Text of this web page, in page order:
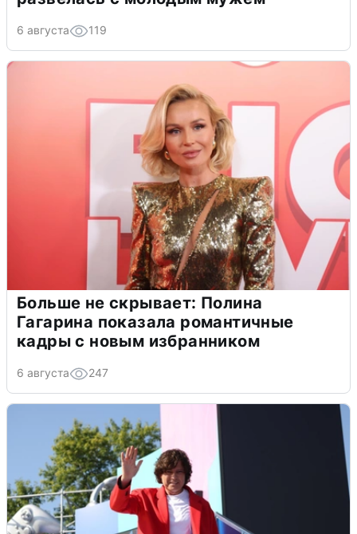
6 августа 119
Больше не скрывает: Полина
Гагарина показала романтичные
кадры с новым избранником
6 августа 247